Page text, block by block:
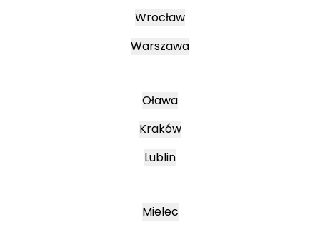
Wrocław
Warszawa
Oława
Kraków
Lublin
Mielec